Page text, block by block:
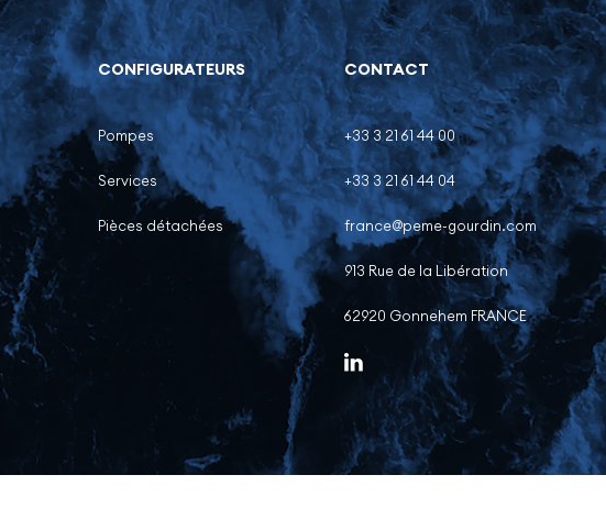
CONFIGURATEURS
Pompes
Services
Pièces détachées
CONTACT
+33 3 21 61 44 00
+33 3 21 61 44 04
france@peme-gourdin.com
913 Rue de la Libération
62920 Gonnehem FRANCE